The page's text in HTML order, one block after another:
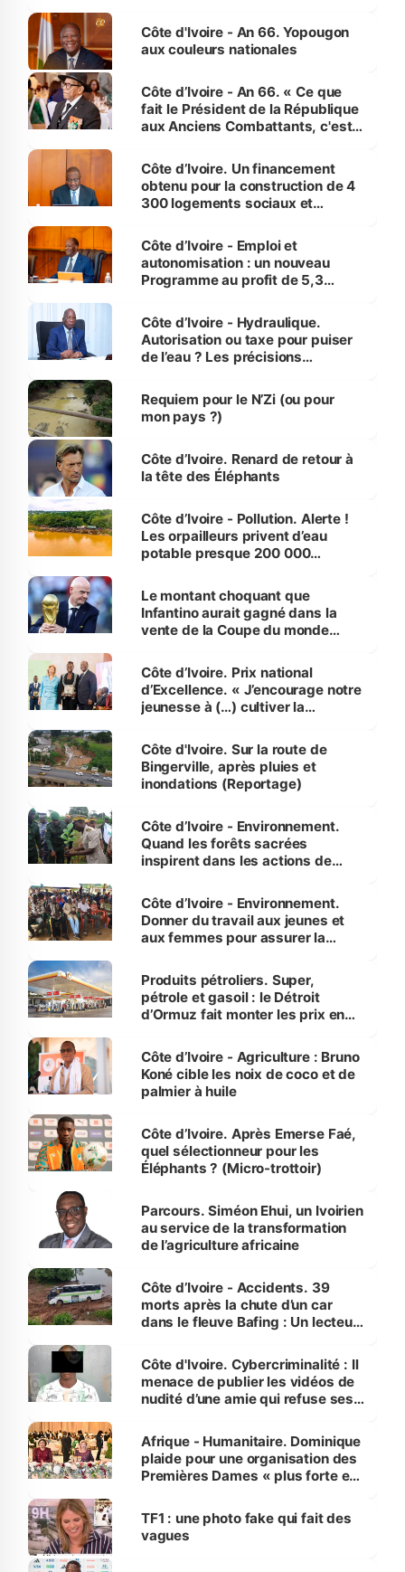
l'Etat de droit pour préserver les
vies humaines »
Côte d'Ivoire - An 66. Yopougon
aux couleurs nationales
Côte d’Ivoire - An 66. « Ce que
fait le Président de la République
aux Anciens Combattants, c'est
Côte d’Ivoire. Un financement
obtenu pour la construction de 4
300 logements sociaux et
et Yamoussoukro
Côte d’Ivoire - Emploi et
autonomisation : un nouveau
Programme au profit de 5,3
Côte d’Ivoire - Hydraulique.
Autorisation ou taxe pour puiser
de l’eau ? Les précisions
Requiem pour le N’Zi (ou pour
mon pays ?)
Côte d’Ivoire. Renard de retour à
la tête des Éléphants
Côte d’Ivoire - Pollution. Alerte !
Les orpailleurs privent d’eau
potable presque 200 000
Le montant choquant que
Infantino aurait gagné dans la
vente de la Coupe du monde
Côte d’Ivoire. Prix national
d’Excellence. « J’encourage notre
jeunesse à (…) cultiver la
(Alassane Ouattara
Côte d'Ivoire. Sur la route de
Bingerville, après pluies et
inondations (Reportage)
Côte d’Ivoire - Environnement.
Quand les forêts sacrées
inspirent dans les actions de
Côte d’Ivoire - Environnement.
Donner du travail aux jeunes et
aux femmes pour assurer la
menacées
Produits pétroliers. Super,
pétrole et gasoil : le Détroit
d’Ormuz fait monter les prix en
Côte d’Ivoire - Agriculture : Bruno
Koné cible les noix de coco et de
palmier à huile
Côte d’Ivoire. Après Emerse Faé,
quel sélectionneur pour les
Éléphants ? (Micro-trottoir)
Parcours. Siméon Ehui, un Ivoirien
au service de la transformation
de l’agriculture africaine
Côte d’Ivoire - Accidents. 39
morts après la chute d’un car
dans le fleuve Bafing : Un lecteur
des Transports
Côte d'Ivoire. Cybercriminalité : Il
menace de publier les vidéos de
nudité d’une amie qui refuse ses
Afrique - Humanitaire. Dominique
plaide pour une organisation des
Premières Dames « plus forte et
sur la scène internationale »
TF1 : une photo fake qui fait des
vagues